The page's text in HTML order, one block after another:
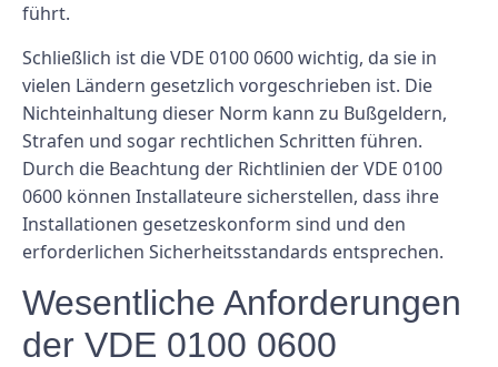
führt.
Schließlich ist die VDE 0100 0600 wichtig, da sie in
vielen Ländern gesetzlich vorgeschrieben ist. Die
Nichteinhaltung dieser Norm kann zu Bußgeldern,
Strafen und sogar rechtlichen Schritten führen.
Durch die Beachtung der Richtlinien der VDE 0100
0600 können Installateure sicherstellen, dass ihre
Installationen gesetzeskonform sind und den
erforderlichen Sicherheitsstandards entsprechen.
Wesentliche Anforderungen
der VDE 0100 0600